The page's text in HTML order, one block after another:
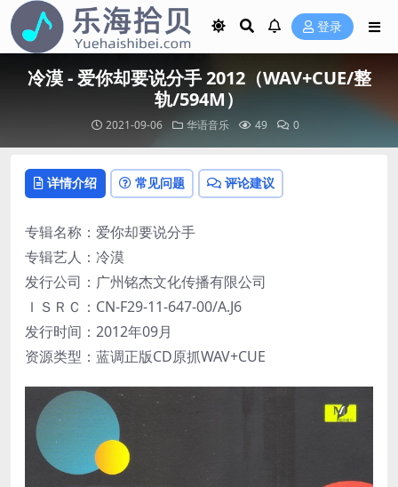
登录
冷漠 - 爱你却要说分手 2012（WAV+CUE/整
轨/594M）
2021-09-06 华语音乐 49 0
详情介绍 常见问题 评论建议
专辑名称：爱你却要说分手
专辑艺人：冷漠
发行公司：广州铭杰文化传播有限公司
ＩＳＲＣ：CN-F29-11-647-00/A.J6
发行时间：2012年09月
资源类型：蓝调正版CD原抓WAV+CUE